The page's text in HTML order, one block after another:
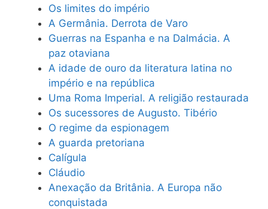
Os limites do império
A Germânia. Derrota de Varo
Guerras na Espanha e na Dalmácia. A
paz otaviana
A idade de ouro da literatura latina no
império e na república
Uma Roma Imperial. A religião restaurada
Os sucessores de Augusto. Tibério
O regime da espionagem
A guarda pretoriana
Calígula
Cláudio
Anexação da Britânia. A Europa não
conquistada